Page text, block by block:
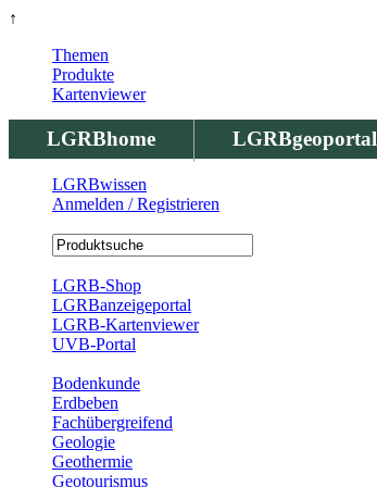
↑
LGRBhome LGRBgeoportal
Themen
Produkte
Kartenviewer
LGRBwissen
Anmelden / Registrieren
LGRB-Shop
LGRBanzeigeportal
LGRB-Kartenviewer
UVB-Portal
Bodenkunde
Erdbeben
Fachübergreifend
Geologie
Geothermie
Geotourismus